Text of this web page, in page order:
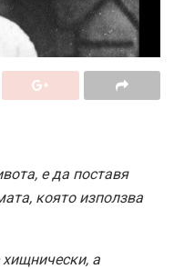
е да поставя
която използва
а